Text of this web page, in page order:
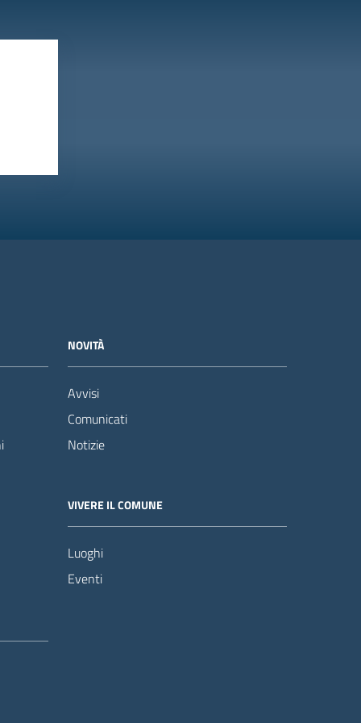
NOVITÀ
Avvisi
Comunicati
Notizie
VIVERE IL COMUNE
Luoghi
Eventi